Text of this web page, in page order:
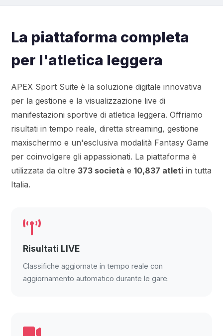
La piattaforma completa
per l'atletica leggera
APEX Sport Suite è la soluzione digitale innovativa
per la gestione e la visualizzazione live di
manifestazioni sportive di atletica leggera. Offriamo
risultati in tempo reale, diretta streaming, gestione
maxischermo e un'esclusiva modalità Fantasy Game
per coinvolgere gli appassionati. La piattaforma è
utilizzata da oltre 373 società e10,837 atleti in tutta
Italia.
Risultati LIVE
Classifiche aggiornate in tempo reale con
aggiornamento automatico durante le gare.